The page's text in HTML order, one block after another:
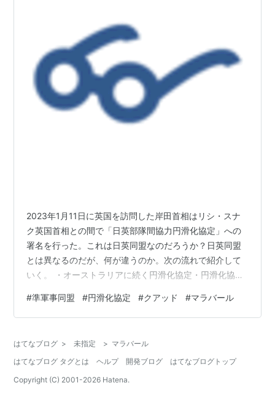
2023年1月11日に英国を訪問した岸田首相はリシ・スナ
ク英国首相との間で「日英部隊間協力円滑化協定」への
署名を行った。これは日英同盟なのだろうか？日英同盟
とは異なるのだが、何が違うのか。次の流れで紹介して
いく。 ・オーストラリアに続く円滑化協定・円滑化協定
器の共同開発の動き・まとめ ■オーストラリアに続く円
滑化協定2022年1月6日、日本はオーストラリアと円滑化
に続く2か国目であった。 ■円滑化協定とはこの円滑化協
定の目的は、・艦船の寄港・共同演習といった協力活動
を行う際の「手続の簡素化」とさ…
#準軍事同盟 #円滑化協定 #クアッド #マラバール
はてなブログ > 未指定 > マラバール
はてなブログ タグとは
ヘルプ 開発ブログ
はてなブログトップ
Copyright (C) 2001-2026 Hatena.